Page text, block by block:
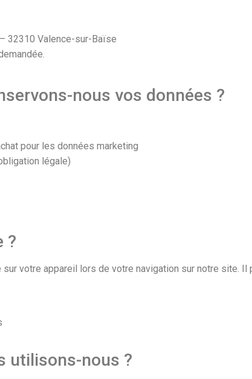
32310 Valence-sur-Baïse
nous vos données ?
pour les données marketing
légale)
?
votre appareil lors de votre navigation sur notre site. Il
utilisons-nous ?